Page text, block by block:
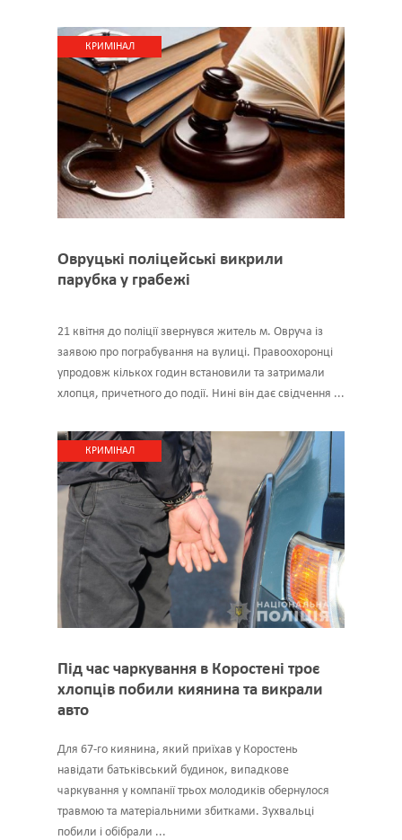
КРИМІНАЛ
Овруцькі поліцейські викрили
парубка у грабежі
21 квітня до поліції звернувся житель м. Овруча із
заявою про пограбування на вулиці. Правоохоронці
упродовж кількох годин встановили та затримали
хлопця, причетного до події. Нині він дає свідчення ...
КРИМІНАЛ
Під час чаркування в Коростені троє
хлопців побили киянина та викрали
авто
Для 67-го киянина, який приїхав у Коростень
навідати батьківський будинок, випадкове
чаркування у компанії трьох молодиків обернулося
травмою та матеріальними збитками. Зухвальці
побили і обібрали ...